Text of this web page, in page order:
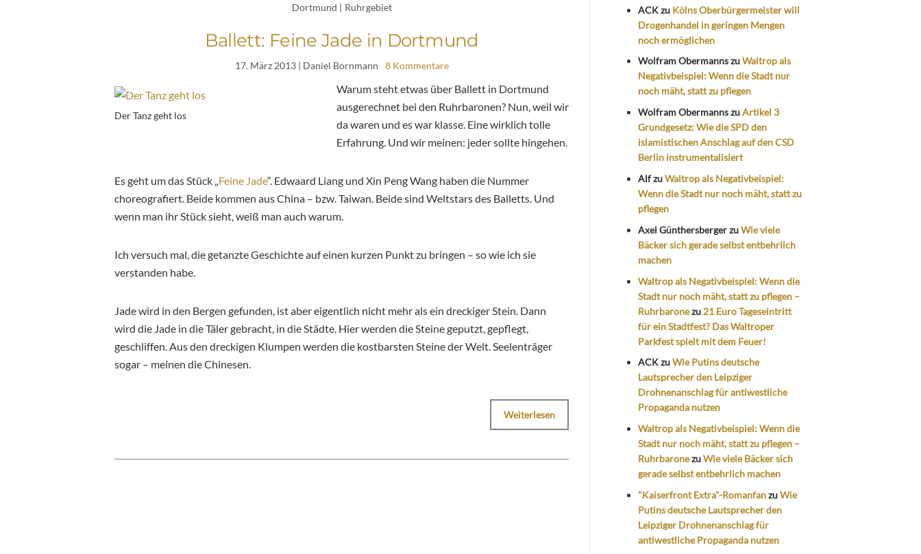
Dortmund | Ruhrgebiet
Ballett: Feine Jade in Dortmund
17. März 2013| Daniel Bornmann 8 Kommentare
Der Tanz geht los
Warum steht etwas über Ballett in Dortmund
ausgerechnet bei den Ruhrbaronen? Nun, weil wir
da waren und es war klasse. Eine wirklich tolle
Erfahrung. Und wir meinen: jeder sollte hingehen.
Es geht um das Stück „ Feine Jade“. Edwaard Liang und Xin Peng Wang haben die Nummer
choreografiert. Beide kommen aus China – bzw. Taiwan. Beide sind Weltstars des Balletts. Und
wenn man ihr Stück sieht, weiß man auch warum.
Ich versuch mal, die getanzte Geschichte auf einen kurzen Punkt zu bringen – so wie ich sie
verstanden habe.
Jade wird in den Bergen gefunden, ist aber eigentlich nicht mehr als ein dreckiger Stein. Dann
wird die Jade in die Täler gebracht, in die Städte. Hier werden die Steine geputzt, gepflegt,
geschliffen. Aus den dreckigen Klumpen werden die kostbarsten Steine der Welt. Seelenträger
sogar – meinen die Chinesen.
Weiterlesen
ACKzu Kölns Oberbürgermeister will
Drogenhandel in geringen Mengen
noch ermöglichen
Wolfram ObermannszuWaltrop als
Negativbeispiel: Wenn die Stadt nur
noch mäht, statt zu pflegen
Wolfram ObermannszuArtikel 3
Grundgesetz: Wie die SPD den
islamistischen Anschlag auf den CSD
Berlin instrumentalisiert
AlfzuWaltrop als Negativbeispiel:
Wenn die Stadt nur noch mäht, statt zu
pflegen
Axel GünthersbergerzuWie viele
Bäcker sich gerade selbst entbehrlich
machen
Waltrop als Negativbeispiel: Wenn die
Stadt nur noch mäht, statt zu pflegen –
Ruhrbaronezu 21 Euro Tageseintritt
für ein Stadtfest? Das Waltroper
Parkfest spielt mit dem Feuer!
ACKzuWie Putins deutsche
Lautsprecher den Leipziger
Drohnenanschlag für antiwestliche
Propaganda nutzen
Waltrop als Negativbeispiel: Wenn die
Stadt nur noch mäht, statt zu pflegen –
RuhrbaronezuWie viele Bäcker sich
gerade selbst entbehrlich machen
"Kaiserfront Extra"-RomanfanzuWie
Putins deutsche Lautsprecher den
Leipziger Drohnenanschlag für
antiwestliche Propaganda nutzen